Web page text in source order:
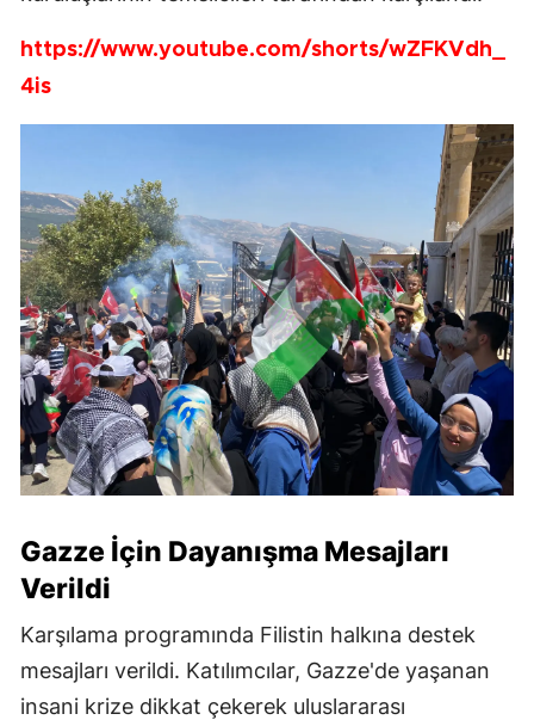
https://www.youtube.com/shorts/wZFKVdh_
4is
Gazze İçin Dayanışma Mesajları
Verildi
Karşılama programında Filistin halkına destek
mesajları verildi. Katılımcılar, Gazze'de yaşanan
insani krize dikkat çekerek uluslararası